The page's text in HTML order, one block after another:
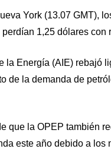
York (13.07 GMT),
1,25 dólares con
la Energía (AIE) rebajó
de la demanda de
que la OPEP también
este año debido a los